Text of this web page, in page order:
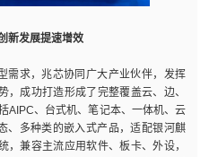
新发展提速增效
需求，兆芯协同广大产业伙伴，发挥
成功打造形成了完整覆盖云、边、
AIPC、台式机、笔记本、一体机、云
、多种类的嵌入式产品，适配银河麒
兼容主流应用软件、板卡、外设，